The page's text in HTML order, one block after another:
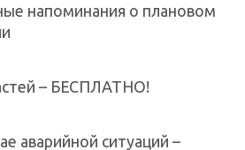
напоминания о плановом
– БЕСПЛАТНО!
аварийной ситуаций –